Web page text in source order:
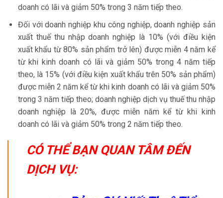
doanh có lãi và giảm 50% trong 3 năm tiếp theo.
Đối với doanh nghiệp khu công nghiệp, doanh nghiệp sản
xuất thuế thu nhập doanh nghiệp là 10% (với điều kiện
xuất khẩu từ 80% sản phẩm trở lên) được miễn 4 năm kể
từ khi kinh doanh có lãi và giảm 50% trong 4 năm tiếp
theo, là 15% (với điều kiện xuất khẩu trên 50% sản phẩm)
được miễn 2 năm kể từ khi kinh doanh có lãi và giảm 50%
trong 3 năm tiếp theo; doanh nghiệp dịch vụ thuế thu nhập
doanh nghiệp là 20%, được miễn năm kể từ khi kinh
doanh có lãi và giảm 50% trong 2 năm tiếp theo.
CÓ THỂ BẠN QUAN TÂM ĐẾN
DỊCH VỤ: